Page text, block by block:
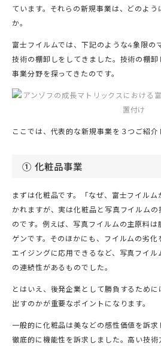
ています。それらの新規事業は、どのよう
か。
富士フイルムでは、下記のような4象限の
技術の棚卸しをしてきました。技術の棚卸
事業分野を探ってきたのです。
ここでは、代表的な新規事業を３つご紹介
① 化粧品事業
まずは化粧品です。「なぜ、富士フイル
かれますが、実は化粧品と写真フイルム
のです。例えば、写真フイルムの主原料
ゲンです。そのほかにも、フイルムの劣
エイジングに応用できるなど、写真フイ
の連続性があるものでした。
とはいえ、後発企業として勝負するため
出すのかが重要なポイントになります。
一般的に化粧品は美などの感性価値を訴
徹底的に機能性を訴求しました。高い技術